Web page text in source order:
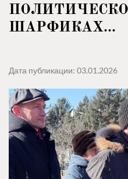
ШАРФИКАХ…
Дата публикации: 03.01.2026